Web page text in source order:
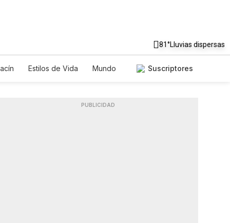
81°Lluvias dispersas
Estilos de Vida
Mundo
Suscriptores
PUBLICIDAD